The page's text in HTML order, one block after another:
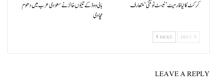
کرکٹ کا نیا فارمیٹ ’ٹیسٹ ٹوئنٹی‘ متعارف
بالی ووڈ کے تینوں خانز نے سعودی عرب میں دھوم
مچادی
NEXT
LEAVE A REPLY